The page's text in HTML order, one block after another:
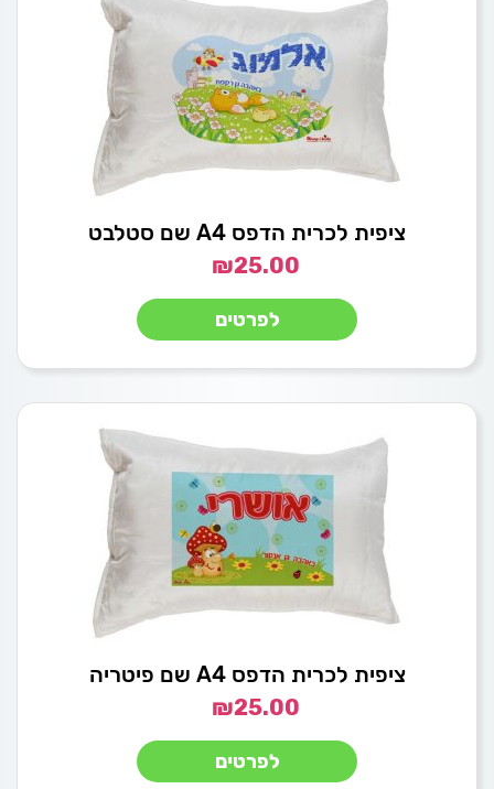
ציפית לכרית הדפס A4 שם סטלבט
₪25.00
לפרטים
ציפית לכרית הדפס A4 שם פיטריה
₪25.00
לפרטים